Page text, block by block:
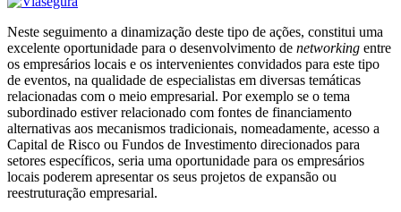
Neste seguimento a dinamização deste tipo de ações, constitui uma
excelente oportunidade para o desenvolvimento de networking entre
os empresários locais e os intervenientes convidados para este tipo
de eventos, na qualidade de especialistas em diversas temáticas
relacionadas com o meio empresarial. Por exemplo se o tema
subordinado estiver relacionado com fontes de financiamento
alternativas aos mecanismos tradicionais, nomeadamente, acesso a
Capital de Risco ou Fundos de Investimento direcionados para
setores específicos, seria uma oportunidade para os empresários
locais poderem apresentar os seus projetos de expansão ou
reestruturação empresarial.